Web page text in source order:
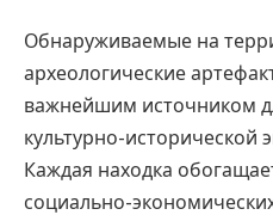
Обнаруживаемые на
археологические
важнейшим источником
культурно-исторической
Каждая находка
социально-